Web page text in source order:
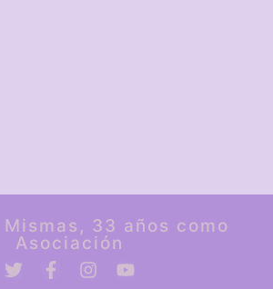
33 años como
Asociación